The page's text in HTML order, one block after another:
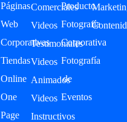
Páginas
Web
Corporativas
Tiendas
Online
One
Page
Comerciales
Videos
Testimoniales
Videos
Animados
Videos
Instructivos
Producto
Fotografía
Corporativa
Fotografía
de
Eventos